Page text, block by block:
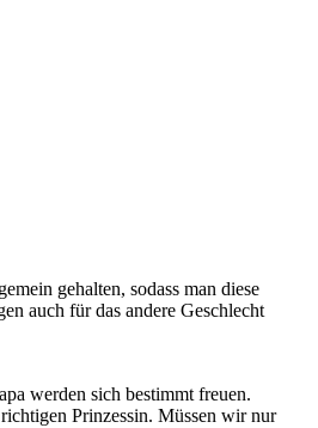
gehalten, sodass man diese
auch für das andere Geschlecht
werden sich bestimmt freuen.
Prinzessin. Müssen wir nur